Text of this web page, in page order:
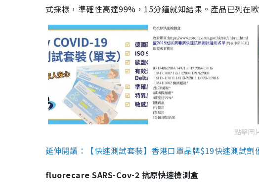
式採樣，準確性高達99%，15分鐘就知結果。產品已列在
點擊圖
延伸閱讀：【快速測試套裝】香港口罩品牌$19快速測試
fluorecare SARS-Cov-2 抗原快速檢測盒